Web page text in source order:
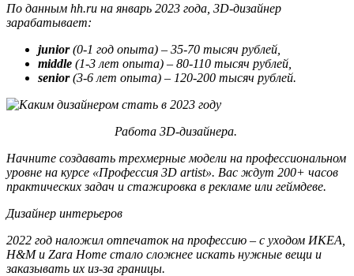
По данным hh.ru на январь 2023 года, 3D-дизайнер
зарабатывает:
junior(0-1 год опыта) – 35-70 тысяч рублей,
middle (1-3 лет опыта) – 80-110 тысяч рублей,
senior(3-6 лет опыта) – 120-200 тысяч рублей.
Работа 3D-дизайнера.
Начните создавать трехмерные модели на профессиональном
уровне на курсе «Профессия 3D artist». Вас ждут 200+ часов
практических задач и стажировка в рекламе или геймдеве.
Дизайнер интерьеров
2022 год наложил отпечаток на профессию – с уходом ИКЕА,
H&M и Zara Home стало сложнее искать нужные вещи и
заказывать их из-за границы.